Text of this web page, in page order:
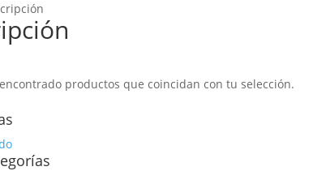
productos que coincidan con tu selección.